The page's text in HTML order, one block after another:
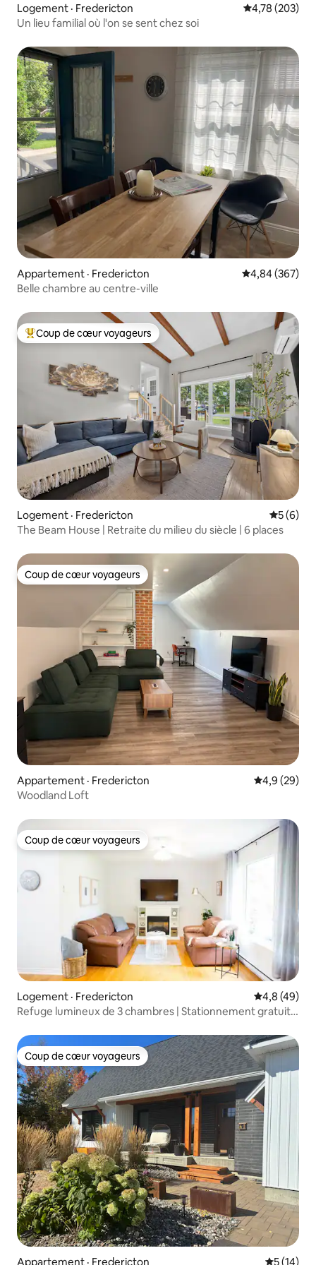
Logement · Fredericton Note
4,78 (203)
Un lieu familial où l'on se sent chez soi
Appartement · Fredericton Note
4,84 (367)
Belle chambre au centre-ville
Coup de cœur voyageurs parmi les plus aimés
Coup de cœur voyageurs
Logement · Fredericton Note
5 (6)
The Beam House | Retraite du milieu du siècle | 6 places
Coup de cœur voyageurs
Coup de cœur voyageurs
Appartement · Fredericton Note
4,9 (29)
Woodland Loft
Coup de cœur voyageurs
Coup de cœur voyageurs
Logement · Fredericton Note
4,8 (49)
Refuge lumineux de 3 chambres | Stationnement gratuit
Coup de cœur voyageurs
Coup de cœur voyageurs
Appartement · Fredericton Note
5 (14)